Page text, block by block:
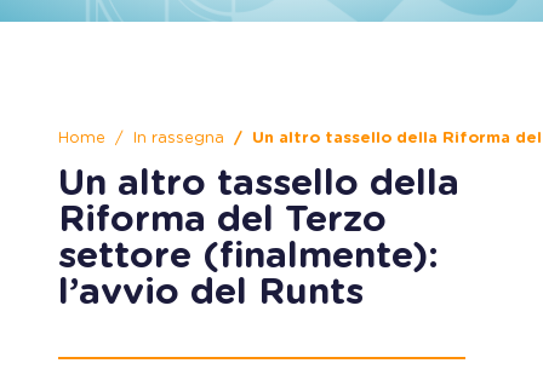
Home In rassegna Un altro tassello della Riforma
Un altro tassello della
Riforma del Terzo
settore (finalmente):
l’avvio del Runts